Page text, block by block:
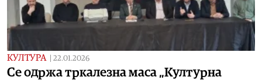
КУЛТУРА 22.01.2026
Се одржа тркалезна маса „Културна